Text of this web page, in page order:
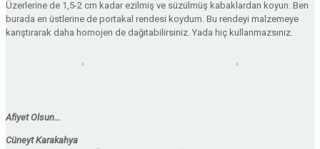
Üzerlerine de 1,5-2 cm kadar ezilmiş ve süzülmüş kabaklardan koyun. Ben
burada en üstlerine de portakal rendesi koydum. Bu rendeyi malzemeye
karıştırarak daha homojen de dağıtabilirsiniz. Yada hiç kullanmazsınız.
Afiyet Olsun…
Cüneyt Karakahya